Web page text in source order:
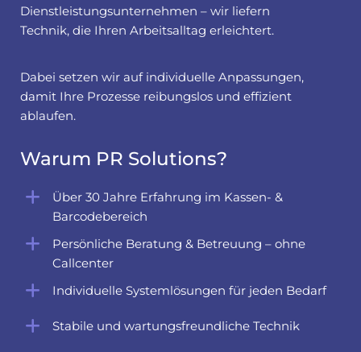
Dienstleistungsunternehmen – wir liefern
Technik, die Ihren Arbeitsalltag erleichtert.
Dabei setzen wir auf individuelle Anpassungen,
damit Ihre Prozesse reibungslos und effizient
ablaufen.
Warum PR Solutions?
Über 30 Jahre Erfahrung im Kassen- &
Barcodebereich
Persönliche Beratung & Betreuung – ohne
Callcenter
Individuelle Systemlösungen für jeden Bedarf
Stabile und wartungsfreundliche Technik